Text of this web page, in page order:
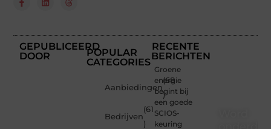
GEPUBLICEERD
DOOR
POPULAR
CATEGORIES
Aanbiedingen
(68
)
Bedrijven
(61
)
RECENTE
BERICHTEN
Groene
energie
begint bij
een goede
SCIOS-
keuring